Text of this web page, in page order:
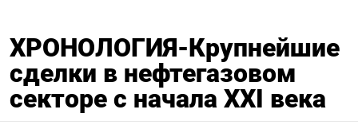
ХРОНОЛОГИЯ-Крупнейшие
сделки в нефтегазовом
секторе с начала XXI века